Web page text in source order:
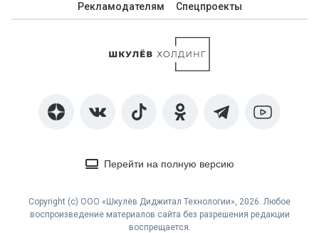
Рекламодателям
Спецпроекты
Перейти на полную версию
Copyright (с) ООО «Шкулёв Диджитал Технологии», 2026. Любое
воспроизведение материалов сайта без разрешения редакции
воспрещается.